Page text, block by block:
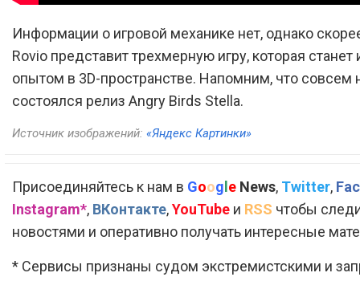
Информации о игровой механике нет, однако
Rovio представит трехмерную игру, которая
опытом в 3D-пространстве. Напомним, что совсем
состоялся релиз Angry Birds Stella.
Источник изображений: «Яндекс Картинки»
Присоединяйтесь к нам в Goog e News, Twitter,
Instagram*, ВКонтакте,YouTube и RSS чтобы
новостями и оперативно получать интересные
* Сервисы признаны судом экстремистскими и